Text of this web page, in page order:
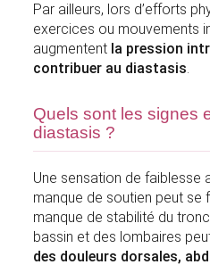
Par ailleurs, lors d’efforts
exercices ou mouvements
augmentent la pression
contribuer au diastasis.
Quels sont les signes
diastasis ?
Une sensation de faiblesse
manque de soutien peut se
manque de stabilité du
bassin et des lombaires
des douleurs dorsales,